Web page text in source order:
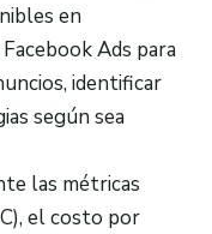
en
Ads para
identificar
según sea
las métricas
el costo por